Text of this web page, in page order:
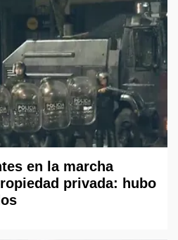
en la marcha
privada: hubo